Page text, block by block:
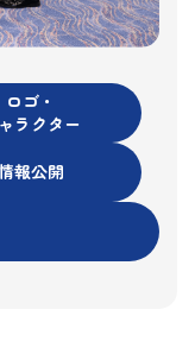
ロゴ・
ラクター
報公開